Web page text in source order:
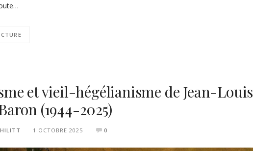
et vieil-hégélianisme de Jean-Louis
(1944-2025)
1 OCTOBRE 2025 0